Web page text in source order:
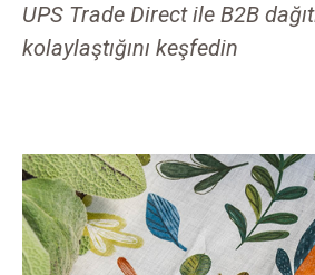
UPS Trade Direct ile B2B
kolaylaştığını keşfedin